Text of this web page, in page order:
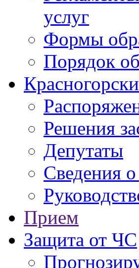
услуг
Формы
Порядок
Решения
Депутаты
Сведения
Прием
Защита от ЧС